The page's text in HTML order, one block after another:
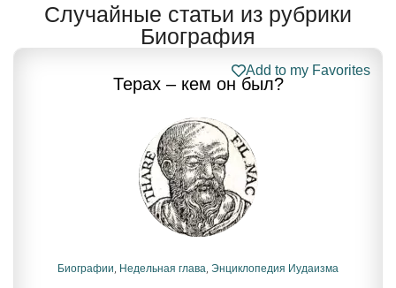
Случайные статьи из рубрики
Биография
Терах – кем он был?
Add to my Favorites
Биографии, Недельная глава, Энциклопедия Иудаизма